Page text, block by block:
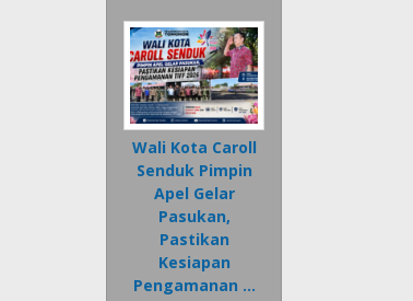
Wali Kota Caroll
Senduk Pimpin
Apel Gelar
Pasukan,
Pastikan
Kesiapan
Pengamanan …